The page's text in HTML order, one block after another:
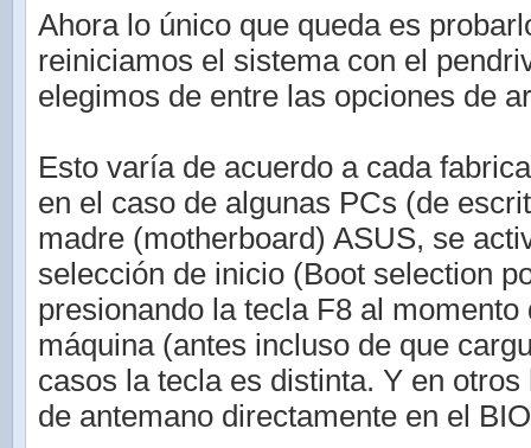
Ahora lo único que queda es
reiniciamos el sistema con el
elegimos de entre las opciones de
Esto varía de acuerdo a cada
en el caso de algunas PCs (de
madre (motherboard) ASUS, se
selección de inicio (Boot selection
presionando la tecla F8 al momento
máquina (antes incluso de que
casos la tecla es distinta. Y en
de antemano directamente en el